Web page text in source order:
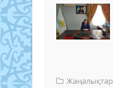
Жаңалықтар